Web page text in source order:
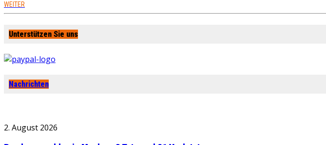
WEITER
Unterstützen Sie uns
Nachrichten
2. August 2026